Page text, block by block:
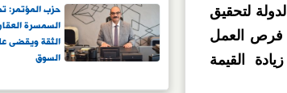
لتحقيق
فرص العمل
القيمة
حزب المؤتمر:
السمسرة
الثقة ويقضى
السوق